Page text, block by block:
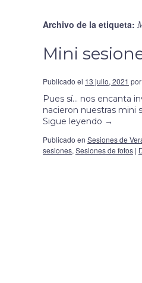
Archivo de la etiqueta:
Mini
Publicado el 13 julio, 2021 por
Pues sí… nos encanta
nacieron nuestras mini
Sigue leyendo →
Publicado en Sesiones de
sesiones, Sesiones de fotos |